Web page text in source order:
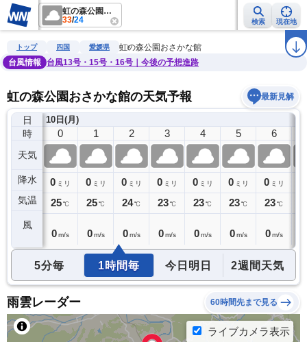
虹の森公園おさかな館
33/24 検索 現在地
雨雲レーダー 台風情報 地震情報 警報・注意報 ラ
トップ 四国 愛媛県
虹の森公園おさかな館
台風情報
台風13号・15号・16号｜今後の予想進路
虹の森公園おさかな館の天気予報 最新見解
日
時
天気
降水
気温
風
9日(日)
23
0ミリ
26℃
10日(月)
0
0 ミリ
25℃
0 m/s
1
0 ミリ
25℃
0 m/s
2
0 ミリ
24℃
0 m/s
3
0 ミリ
23℃
0 m/s
4
0 ミリ
23℃
0 m/s
5
0 ミリ
23℃
0 m/s
6
0 ミリ
23℃
0 m/s
5分毎 1時間毎 今日明日 2週間天気
雨雲レーダー 60時間先まで見る